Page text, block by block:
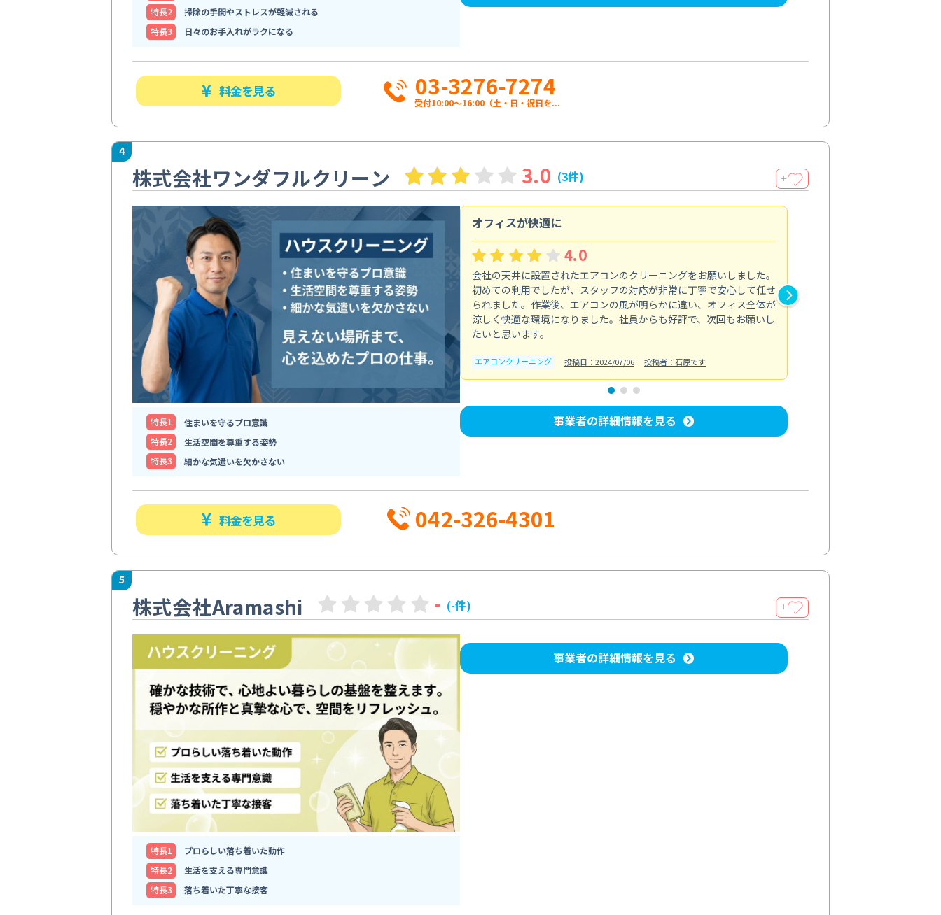
特⻑2
掃除の手間やストレスが軽減される
特⻑3
日々のお手入れがラクになる
料金を見る 03-3276-7274
受付10:00〜16:00（土・日・祝日を...
4
株式会社ワンダフルクリーン 3.0 (3件) ＋
特⻑1
住まいを守るプロ意識
特⻑2
生活空間を尊重する姿勢
特⻑3
細かな気遣いを欠かさない
オフィスが快適に
4.0
会社の天井に設置されたエアコンのクリーニングをお願いしました。
初めての利用でしたが、スタッフの対応が非常に丁寧で安心して任せ
られました。作業後、エアコンの風が明らかに違い、オフィス全体が
涼しく快適な環境になりました。社員からも好評で、次回もお願いし
たいと思います。
エアコンクリーニング 投稿日：2024/07/06 投稿者：石原です
事業者の詳細情報を見る
料金を見る 042-326-4301
5
株式会社Aramashi - (-件) ＋
特⻑1
プロらしい落ち着いた動作
特⻑2
生活を支える専門意識
特⻑3
落ち着いた丁寧な接客
事業者の詳細情報を見る